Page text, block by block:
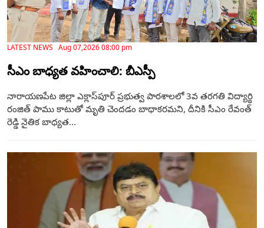
LATEST NEWS Aug 07,2026 08:00 pm
సీఎం బాధ్యత వహించాలి: బీఎస్పీ
నారాయణపేట జిల్లా ఎక్లాస్‌పూర్ ప్రభుత్వ పాఠశాలలో 3వ తరగతి విద్యార్థి
రంజిత్ పాము కాటుతో మృతి చెందడం బాధాకరమని, దీనికి సీఎం రేవంత్
రెడ్డి నైతిక బాధ్యత...